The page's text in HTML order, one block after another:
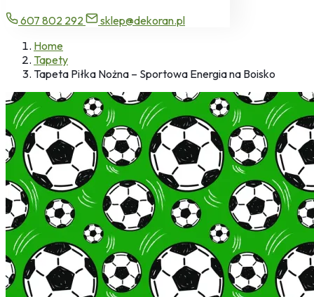
607 802 292
sklep@dekoran.pl
Home
Tapety
Tapeta Piłka Nożna – Sportowa Energia na Boisko